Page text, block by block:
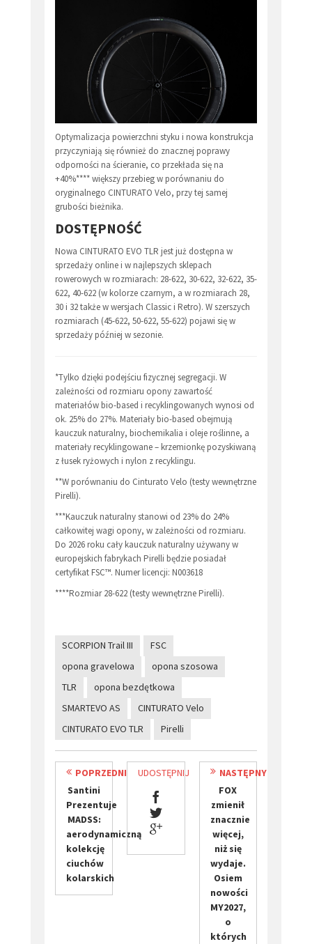
Optymalizacja powierzchni styku i nowa konstrukcja
przyczyniają się również do znacznej poprawy
odporności na ścieranie, co przekłada się na
+40%**** większy przebieg w porównaniu do
oryginalnego CINTURATO Velo, przy tej samej
grubości bieżnika.
DOSTĘPNOŚĆ
Nowa CINTURATO EVO TLR jest już dostępna w
sprzedaży online i w najlepszych sklepach
rowerowych w rozmiarach: 28-622, 30-622, 32-622, 35-
622, 40-622 (w kolorze czarnym, a w rozmiarach 28,
30 i 32 także w wersjach Classic i Retro). W szerszych
rozmiarach (45-622, 50-622, 55-622) pojawi się w
sprzedaży później w sezonie.
*Tylko dzięki podejściu fizycznej segregacji. W
zależności od rozmiaru opony zawartość
materiałów bio-based i recyklingowanych wynosi od
ok. 25% do 27%. Materiały bio-based obejmują
kauczuk naturalny, biochemikalia i oleje roślinne, a
materiały recyklingowane – krzemionkę pozyskiwaną
z łusek ryżowych i nylon z recyklingu.
**W porównaniu do Cinturato Velo (testy wewnętrzne
Pirelli).
***Kauczuk naturalny stanowi od 23% do 24%
całkowitej wagi opony, w zależności od rozmiaru.
Do 2026 roku cały kauczuk naturalny używany w
europejskich fabrykach Pirelli będzie posiadał
certyfikat FSC™. Numer licencji: N003618
****Rozmiar 28-622 (testy wewnętrzne Pirelli).
SCORPION Trail III
FSC
opona gravelowa
opona szosowa
TLR
opona bezdętkowa
SMARTEVO AS
CINTURATO Velo
CINTURATO EVO TLR
Pirelli
POPRZEDNI
Santini
Prezentuje
MADSS:
aerodynamiczną
kolekcję
ciuchów
kolarskich
UDOSTĘPNIJ
NASTĘPNY
FOX
zmienił
znacznie
więcej,
niż się
wydaje.
Osiem
nowości
MY2027,
o
których